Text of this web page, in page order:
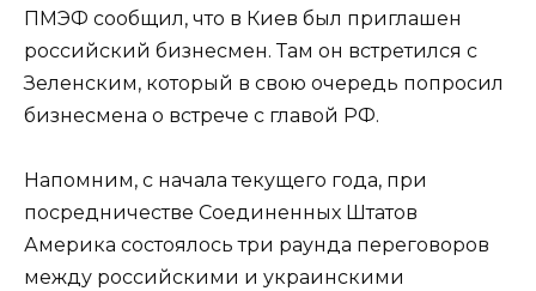
ПМЭФ сообщил, что в Киев был приглашен
российский бизнесмен. Там он встретился с
Зеленским, который в свою очередь попросил
бизнесмена о встрече с главой РФ.
Напомним, с начала текущего года, при
посредничестве Соединенных Штатов
Америка состоялось три раунда переговоров
между российскими и украинскими